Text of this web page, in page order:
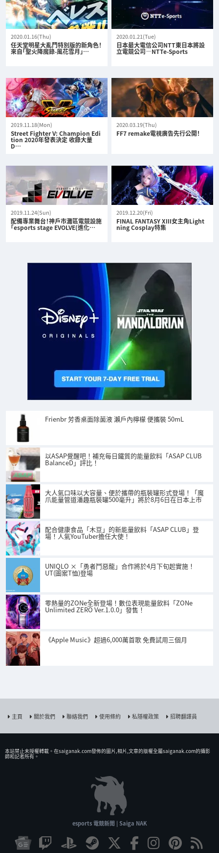
2020.01.16(Thu)
任天堂明星大亂鬥特別版的新角色！
來自「聖火降魔錄-風花雪月」…
2020.01.21(Tue)
日本最大電信公司NTT東日本將設
立電競公司—NTTe-Sports
2019.11.18(Mon)
Street Fighter V: Champion Edi
tion 2020年發表決定 收錄大量
D…
2020.03.19(Thu)
FF7 remake電視廣告先行公開！
2019.11.24(Sun)
配備專業舞台！神戶市灘區電競設施
「esports stage EVOLVE(進化…
2019.12.20(Fri)
FINAL FANTASY XIII女主角Light
ning Cosplay特集
Frienbr 芳香桌面除菌液 瀨戶內檸檬 便攜裝 50mL
以ASAP覺醒吧！補充每日鐵質的能量飲料「ASAP CLUB
BalanceD」評比！
大人氣口味以大容量、便於攜帶的瓶裝罐形式登場！「魔
爪能量管道潘趣瓶裝罐500毫升」將於8月6日在日本上市
配合健康食品「木豆」的新能量飲料「ASAP CLUB」登
場！人氣YouTuber擔任大使！
UNIQLO ×「勇者鬥惡龍」合作將於4月下旬起實施！
UT(圖案T恤)登場
零熱量的ZONe全新登場！數位表現能量飲料「ZONe
Unlimited ZERO Ver.1.0.0」發售！
《Apple Music》超過6,000萬首歌 免費試用三個月
主頁 關於我們 聯絡我們 使用條約 私隱權政策 招聘翻譯員
本站禁止未授權𨍭載。在saiganak.com發佈的圖片,相片,文章的版權全屬saiganak.com的攝影
師和記者所有。
esports 電競新聞 | Saiga NAK